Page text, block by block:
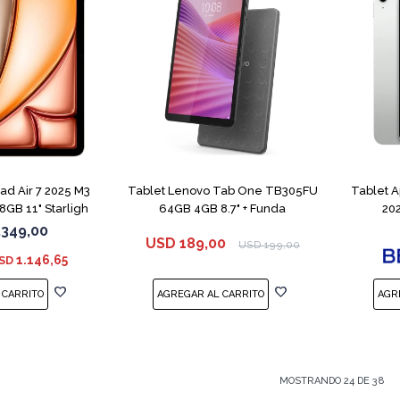
Air 7 2025 M3
11" Starligh
1.146,65
Tablet Lenovo Tab One TB305FU
64GB 4GB 8.7" + Funda
USD 189,00 USD 199,00
Tablet
MOSTRANDO24 DE38